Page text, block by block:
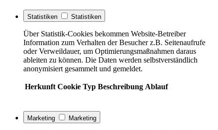
Statistiken Statistiken
Über Statistik-Cookies bekommen Website-Betreiber
Information zum Verhalten der Besucher z.B. Seitenaufrufe
oder Verweildauer, um Optimierungsmaßnahmen daraus
ableiten zu können. Die Daten werden selbstverständlich
anonymisiert gesammelt und gemeldet.
Herkunft Cookie Typ Beschreibung Ablauf
Marketing Marketing